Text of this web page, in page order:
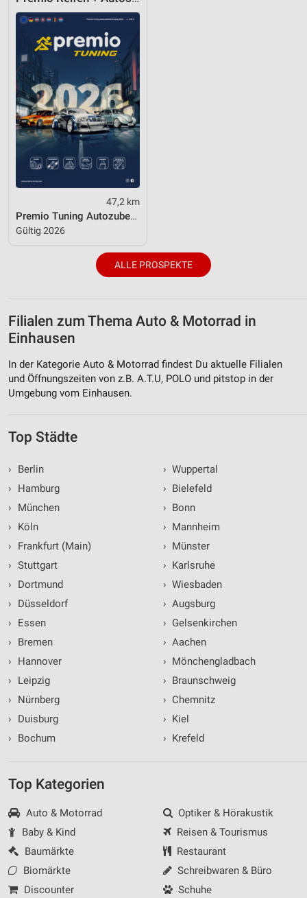
47,2 km
Premio Tuning Autozubehörkatalog 2026
Gültig 2026
ALLE PROSPEKTE
Filialen zum Thema Auto & Motorrad in
Einhausen
In der Kategorie Auto & Motorrad findest Du aktuelle Filialen
und Öffnungszeiten von z.B. A.T.U, POLO und pitstop in der
Umgebung vom Einhausen.
Top Städte
›
Berlin
›
Hamburg
›
München
›
Köln
›
Frankfurt (Main)
› Stuttgart
›
Dortmund
›
Düsseldorf
›
Essen
›
Bremen
›
Hannover
›
Leipzig
›
Nürnberg
›
Duisburg
›
Bochum
› Wuppertal
› Bielefeld
› Bonn
› Mannheim
› Münster
› Karlsruhe
› Wiesbaden
› Augsburg
› Gelsenkirchen
› Aachen
› Mönchengladbach
› Braunschweig
› Chemnitz
› Kiel
› Krefeld
Top Kategorien
Auto & Motorrad
Baby & Kind
Baumärkte
Biomärkte
Discounter
Optiker & Hörakustik
Reisen & Tourismus
Restaurant
Schreibwaren & Büro
Schuhe